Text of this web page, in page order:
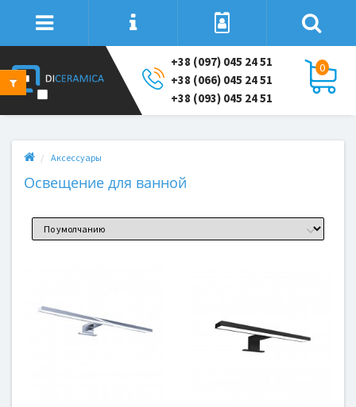
+38 (097) 045 24 51
+38 (066) 045 24 51
+38 (093) 045 24 51
0
Аксессуары
Освещение для ванной